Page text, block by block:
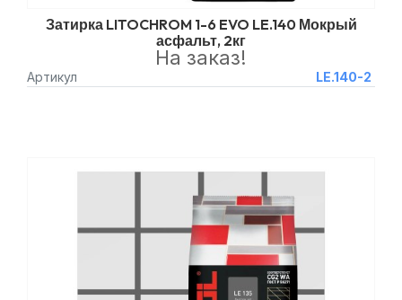
Затирка LITOCHROM 1-6 EVO LE.140 Мокрый
асфальт, 2кг
Артикул LE.140-2
На заказ!